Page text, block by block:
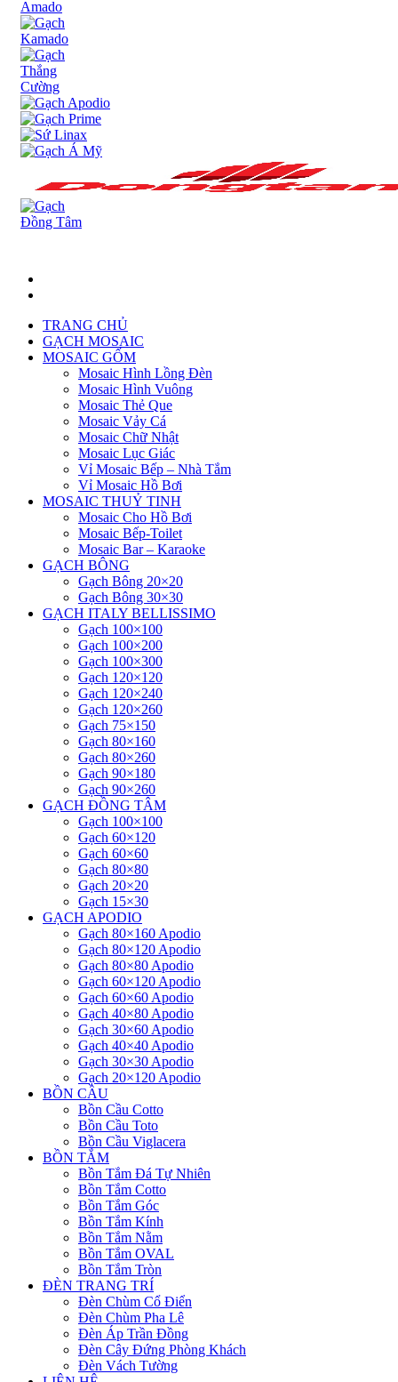
TRANG CHỦ
GẠCH MOSAIC
MOSAIC GỐM
Mosaic Hình Lồng Đèn
Mosaic Hình Vuông
Mosaic Thẻ Que
Mosaic Vảy Cá
Mosaic Chữ Nhật
Mosaic Lục Giác
Vỉ Mosaic Bếp – Nhà Tắm
Vỉ Mosaic Hồ Bơi
MOSAIC THUỶ TINH
Mosaic Cho Hồ Bơi
Mosaic Bếp-Toilet
Mosaic Bar – Karaoke
GẠCH BÔNG
Gạch Bông 20×20
Gạch Bông 30×30
GẠCH ITALY BELLISSIMO
Gạch 100×100
Gạch 100×200
Gạch 100×300
Gạch 120×120
Gạch 120×240
Gạch 120×260
Gạch 75×150
Gạch 80×160
Gạch 80×260
Gạch 90×180
Gạch 90×260
GẠCH ĐỒNG TÂM
Gạch 100×100
Gạch 60×120
Gạch 60×60
Gạch 80×80
Gạch 20×20
Gạch 15×30
GẠCH APODIO
Gạch 80×160 Apodio
Gạch 80×120 Apodio
Gạch 80×80 Apodio
Gạch 60×120 Apodio
Gạch 60×60 Apodio
Gạch 40×80 Apodio
Gạch 30×60 Apodio
Gạch 40×40 Apodio
Gạch 30×30 Apodio
Gạch 20×120 Apodio
BỒN CẦU
Bồn Cầu Cotto
Bồn Cầu Toto
Bồn Cầu Viglacera
BỒN TẮM
Bồn Tắm Đá Tự Nhiên
Bồn Tắm Cotto
Bồn Tắm Góc
Bồn Tắm Kính
Bồn Tắm Nằm
Bồn Tắm OVAL
Bồn Tắm Tròn
ĐÈN TRANG TRÍ
Đèn Chùm Cổ Điển
Đèn Chùm Pha Lê
Đèn Áp Trần Đồng
Đèn Cây Đứng Phòng Khách
Đèn Vách Tường